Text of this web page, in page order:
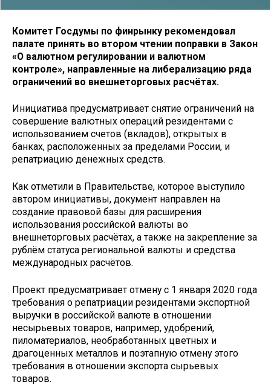
Комитет Госдумы по финрынку рекомендовал
палате принять во втором чтении поправки в Закон
«О валютном регулировании и валютном
контроле», направленные на либерализацию ряда
ограничений во внешнеторговых расчётах.
Инициатива предусматривает снятие ограничений на
совершение валютных операций резидентами с
использованием счетов (вкладов), открытых в
банках, расположенных за пределами России, и
репатриацию денежных средств.
Как отметили в Правительстве, которое выступило
автором инициативы, документ направлен на
создание правовой базы для расширения
использования российской валюты во
внешнеторговых расчётах, а также на закрепление за
рублём статуса региональной валюты и средства
международных расчётов.
Проект предусматривает отмену с 1 января 2020 года
требования о репатриации резидентами экспортной
выручки в российской валюте в отношении
несырьевых товаров, например, удобрений,
пиломатериалов, необработанных цветных и
драгоценных металлов и поэтапную отмену этого
требования в отношении экспорта сырьевых
товаров.